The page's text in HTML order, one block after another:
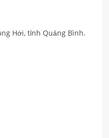
Hới, tỉnh Quảng Bình.